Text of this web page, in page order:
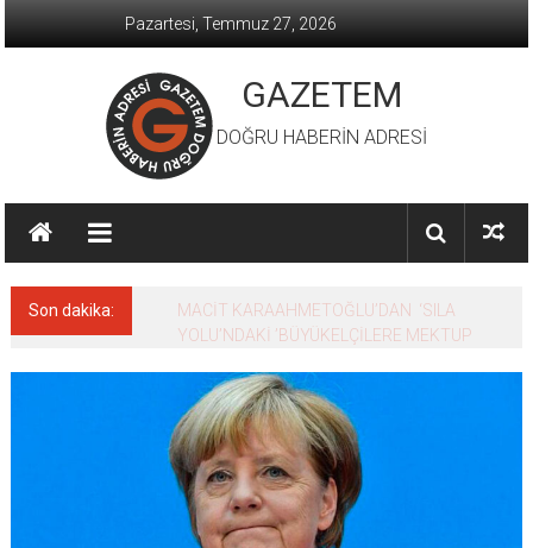
Pazartesi, Temmuz 27, 2026
GAZETEM
DOĞRU HABERİN ADRESİ
Son dakika:
MACİT KARAAHMETOĞLU’DAN ‘SILA
YOLU’NDAKİ ’BÜYÜKELÇİLERE MEKTUP